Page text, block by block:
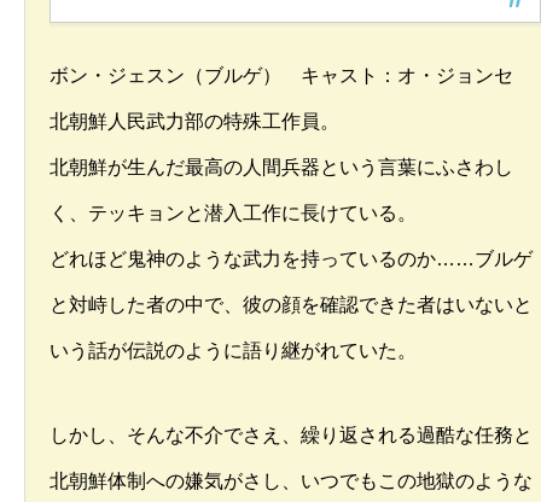
ボン・ジェスン（ブルゲ） キャスト：オ・ジョンセ
北朝鮮人民武力部の特殊工作員。
北朝鮮が生んだ最高の人間兵器という言葉にふさわし
く、テッキョンと潜入工作に長けている。
どれほど鬼神のような武力を持っているのか……ブルゲ
と対峙した者の中で、彼の顔を確認できた者はいないと
いう話が伝説のように語り継がれていた。
しかし、そんな不介でさえ、繰り返される過酷な任務と
北朝鮮体制への嫌気がさし、いつでもこの地獄のような